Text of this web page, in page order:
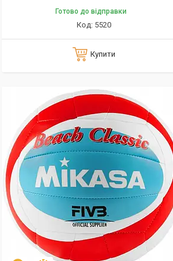
Готово до відправки
5520
Купити